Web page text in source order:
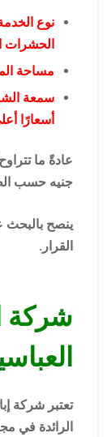
نوع
الحشرات
مساحة
سمعة
أسعارًا
جنيه حسب
ينصح بالبحث
القرار.
شركة
تعتبر شركة
الرائدة في